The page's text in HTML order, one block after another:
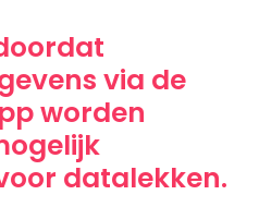
via de
worden
datalekken.